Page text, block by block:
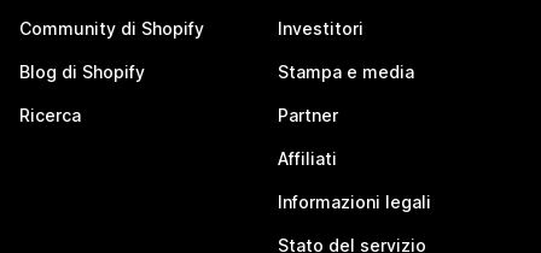
Community di Shopify
Blog di Shopify
Ricerca
Investitori
Stampa e media
Partner
Affiliati
Informazioni legali
Stato del servizio